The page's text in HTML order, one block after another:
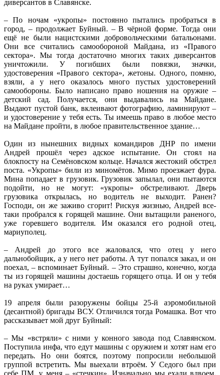
диверсантов в Славянске.
– По ночам «укропы» постоянно пытались пробраться в
город, – продолжает Буйный. – В чёрной форме. Тогда они
ещё не были нацистскими добровольческими батальонами.
Они все считались самообороной Майдана, из «Правого
сектора». Мы тогда достаточно многих таких диверсантов
уничтожили. У погибших были повязки, значки,
удостоверения «Правого сектора», жетоны. Одного, помню,
взяли, а у него оказалось много пустых удостоверений
самообороны. Было написано право ношения на оружие –
детский сад. Получается, они выдавались на Майдане.
Выдают пустой банк, вклеивают фотографию, ламинируют –
и удостоверение у тебя есть. Ты имеешь право в любое место
на Майдане пройти, в любое правительственное здание…
Один из нынешних видных командиров ДНР по имени
Андрей прошёл через адское испытание. Он стоял на
блокпосту на Семёновском кольце. Начался жестокий обстрел
поста. «Укропы» били из миномётов. Мимо проезжает фура.
Мина попадает в грузовик. Грузовик запылал, они пытаются
подойти, но не могут: «укропы» обстреливают. Дверь
грузовика открылась, но водитель не выходит. Ранен?
Господи, он же заживо сгорит! Рискуя жизнью, Андрей все-
таки пробрался к горящей машине. Они вытащили раненого,
уже горевшего водителя. Им оказался его родной отец,
мариуполец.
– Андрей до этого все жаловался, что отец у него
дальнобойщик, а у него нет работы. А тут попался заказ, и он
поехал, – вспоминает Буйный. – Это страшно, конечно, когда
ты из горящей машины достаешь горящего отца. И он у тебя
на руках умирает…
19 апреля были разоружены бойцы 25-й аэромобильной
(десантной) бригады ВСУ. Отличился тогда Ромашка. Вот что
рассказывает мой друг Буйный:
– Мы «встряли» с ними у конного завода под Славянском.
Поступила инфа, что едут машины с оружием и хотят нам его
передать. Но они боятся, поэтому попросили небольшой
группой встретить. Мы выехали втроём. У Седого был при
себе ПМ, у меня – «стечкин». Изначально мы ехали вдвоем,